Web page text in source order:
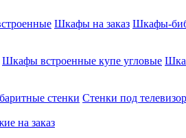
Шкафы на заказ Шкафы-
Шкафы встроенные купе угловые
стенки Стенки под телевизор
на заказ